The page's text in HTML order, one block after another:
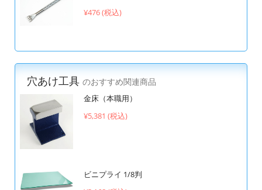
¥476 (税込)
穴あけ工具 のおすすめ関連商品
金床（本職用）
¥5,381 (税込)
ビニプライ 1/8判